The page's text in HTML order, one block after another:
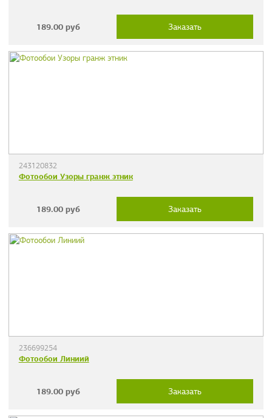
189.00 руб Заказать
243120832
Фотообои Узоры гранж этник
189.00 руб Заказать
236699254
Фотообои Линиий
189.00 руб Заказать